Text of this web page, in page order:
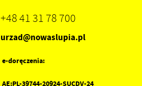
+48 41 31 78 700
urzad@nowaslupia.pl
e-doręczenia:
AE:PL-39744-20924-SUCDV-24